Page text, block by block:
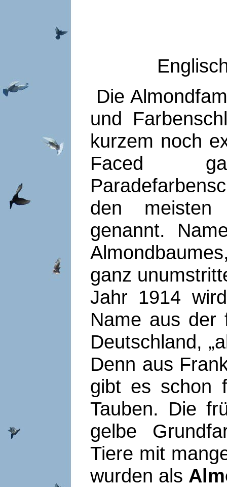
Die
und
kurzem noch
Faced
den meisten
genannt.
ganz
Jahr 1914
Name aus der
Deutschland,
Denn aus
gibt es schon
Tauben. Die
gelbe
Tiere mit
wurden als